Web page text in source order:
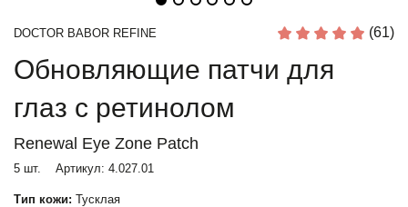
DOCTOR BABOR REFINE (61)
Обновляющие патчи для
глаз с ретинолом
Renewal Eye Zone Patch
5 шт. Артикул: 4.027.01
Тип кожи: Тусклая